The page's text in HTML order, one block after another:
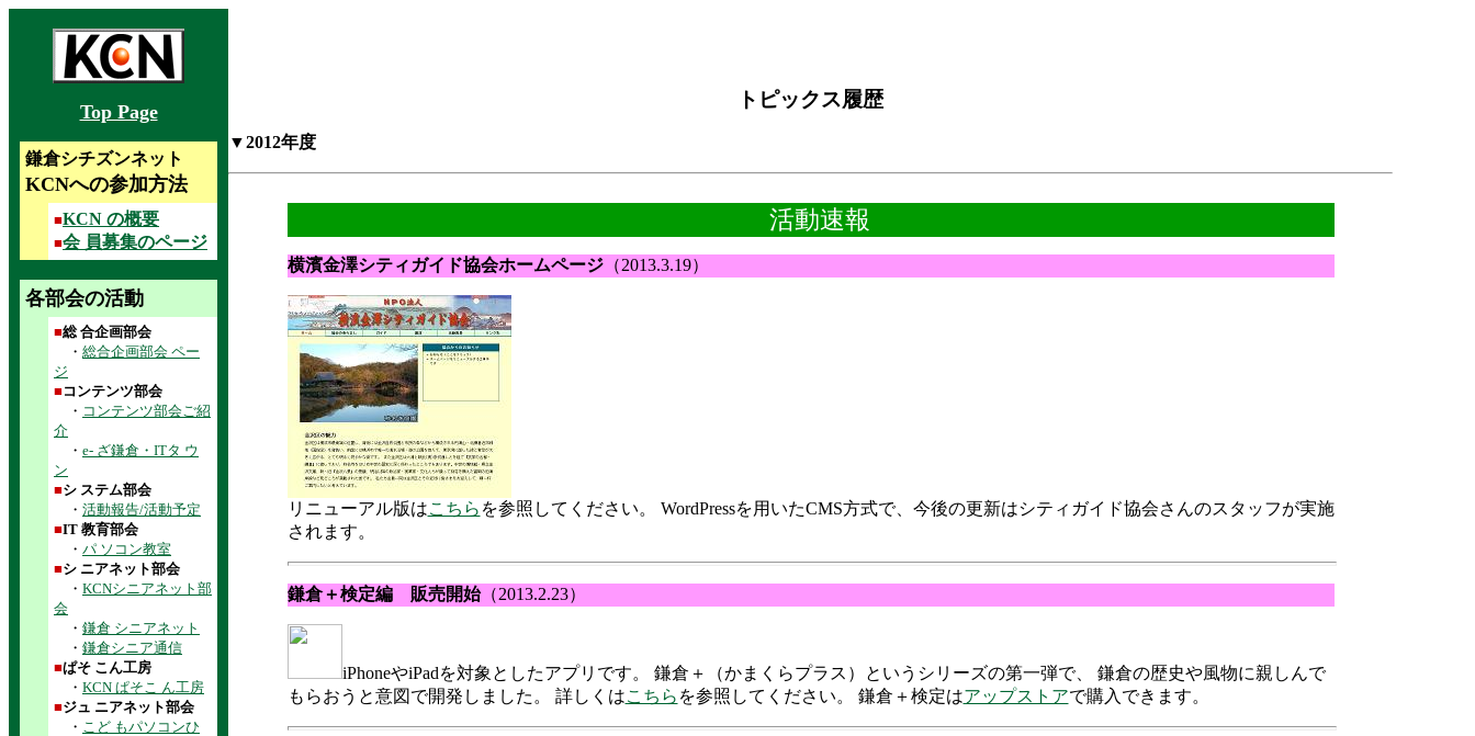
Top Page
鎌倉シチズンネット
KCNへの参加方法
■KCN の概要
■会 員募集のページ
各部会の活動
■総 合企画部会
・ 総合企画部会 ペー
ジ
■ コンテンツ部会
・ コンテンツ部会ご紹
介
・ e- ざ鎌倉・ITタ ウ
ン
■シ ステム部会
・ 活動報告/活動予定
■IT 教育部会
・ パ ソコン教室
■シ ニアネット部会
・ KCNシニアネット部
会
・ 鎌倉 シニアネット
・ 鎌倉シニア通信
■ぱそ こん工房
・ KCN ぱそこ ん工房
■ジュ ニアネット部会
・ こど もパソコンひ
トピックス履歴
▼2012年度
活動速報
横濱金澤シティガイド協会ホームページ（2013.3.19）
リニューアル版はこちら を参照してください。 WordPressを用いたCMS方式で、今後の更新はシティガイド協会さんのスタッフが実施
されます。
鎌倉＋検定編 販売開始（2013.2.23）
iPhoneやiPadを対象としたアプリです。 鎌倉＋（かまくらプラス）というシリーズの第一弾で、 鎌倉の歴史や風物に親しんで
もらおうと意図で開発しました。 詳しくはこちら を参照してください。 鎌倉＋検定はアップストアで購入できます。